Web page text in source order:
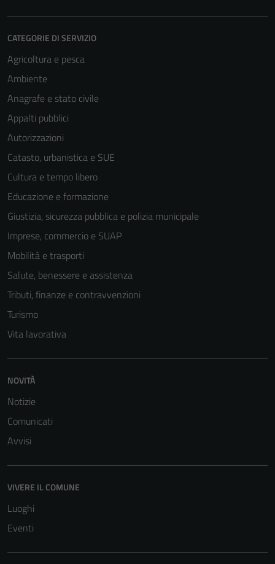
CATEGORIE DI SERVIZIO
Agricoltura e pesca
Ambiente
Anagrafe e stato civile
Appalti pubblici
Autorizzazioni
Catasto, urbanistica e SUE
Cultura e tempo libero
Educazione e formazione
Giustizia, sicurezza pubblica e polizia municipale
Imprese, commercio e SUAP
Mobilità e trasporti
Salute, benessere e assistenza
Tributi, finanze e contravvenzioni
Turismo
Vita lavorativa
NOVITÀ
Notizie
Comunicati
Avvisi
VIVERE IL COMUNE
Luoghi
Eventi
funzionamento
non raccolgono